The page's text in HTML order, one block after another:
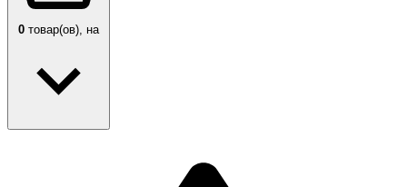
0 товар(ов), на